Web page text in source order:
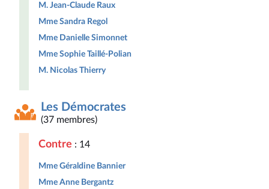
M. Jean-Claude Raux
Mme Sandra Regol
Mme Danielle Simonnet
Mme Sophie Taillé-Polian
M. Nicolas Thierry
Les Démocrates
(37 membres)
Contre : 14
Mme Géraldine Bannier
Mme Anne Bergantz